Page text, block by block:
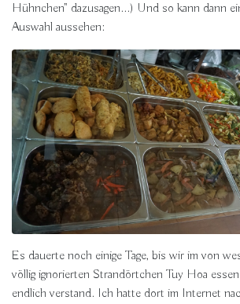
Hühnchen" dazusagen...) Und so kann dann
Auswahl aussehen:
Es dauerte noch einige Tage, bis wir im von
völlig ignorierten Strandörtchen Tuy Hoa
endlich verstand. Ich hatte dort im Internet